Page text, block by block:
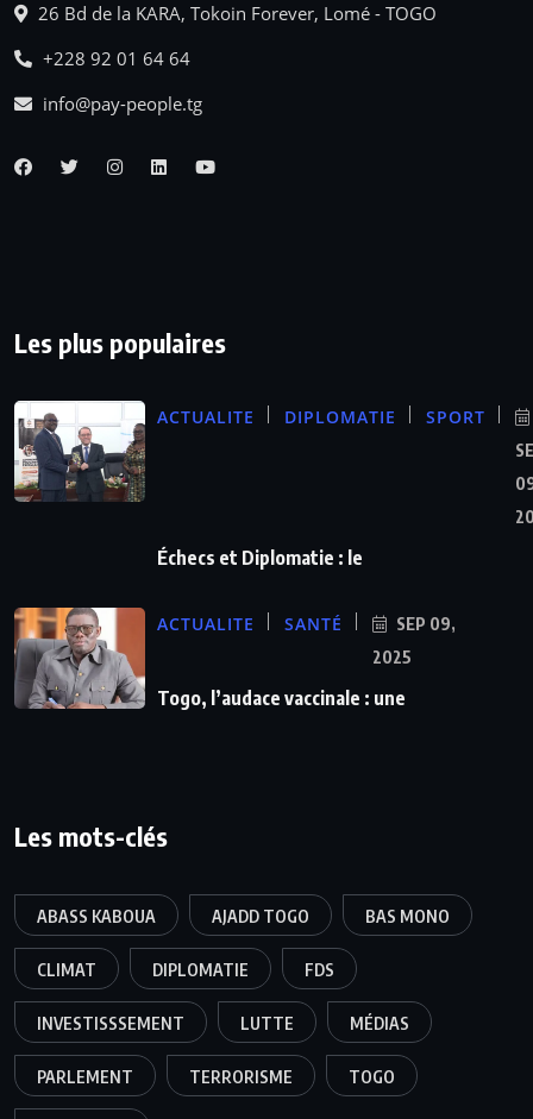
26 Bd de la KARA, Tokoin Forever, Lomé - TOGO
+228 92 01 64 64
info@pay-people.tg
Les plus populaires
ACTUALITE DIPLOMATIE SPORT
Échecs et Diplomatie : le
ACTUALITE SANTÉ
SEP 09,
2025
Togo, l’audace vaccinale : une
Les mots-clés
ABASS KABOUA AJADD TOGO BAS MONO
CLIMAT DIPLOMATIE FDS
INVESTISSSEMENT LUTTE MÉDIAS
PARLEMENT TERRORISME TOGO